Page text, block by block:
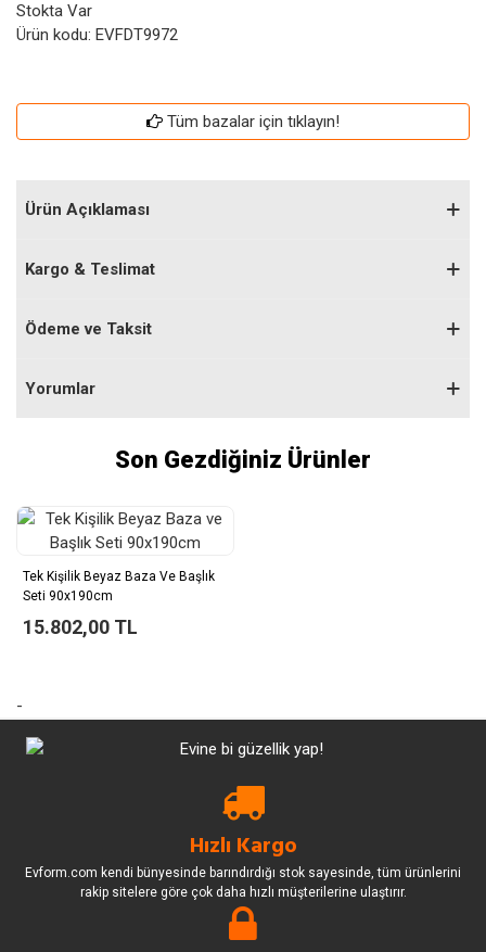
Stokta Var
Ürün kodu: EVFDT9972
Tüm bazalar için tıklayın!
Ürün Açıklaması
Kargo & Teslimat
Ödeme ve Taksit
Yorumlar
Son Gezdiğiniz Ürünler
Tek Kişilik Beyaz Baza Ve Başlık
Seti 90x190cm
15.802,00 TL
-
Hızlı Kargo
Evform.com kendi bünyesinde barındırdığı stok sayesinde, tüm ürünlerini
rakip sitelere göre çok daha hızlı müşterilerine ulaştırır.